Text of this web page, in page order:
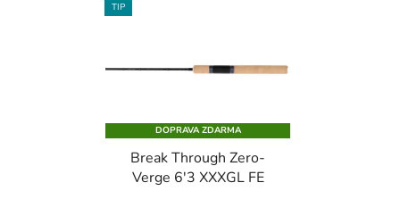
TIP
DOPRAVA ZDARMA
Break Through Zero-
Verge 6'3 XXXGL FE